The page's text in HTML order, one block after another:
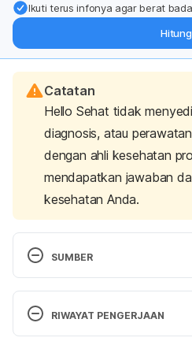
Ikuti terus infonya agar berat
Hitung
Catatan
Hello Sehat tidak
diagnosis, atau
dengan ahli kesehatan
mendapatkan jawaban
kesehatan Anda.
SUMBER
Precaution | MIMS
December 2021, from
RIWAYAT PENGERJAAN